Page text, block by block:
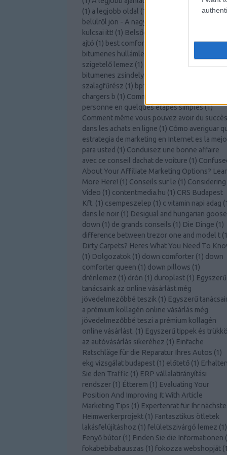
(1) a legjobb oldal (1
A szabadság
belülről jön - A nagyobb személyes fejlődés
kulcsai itt! (1) Belsőépítészeti ötletek
ajtó (1) best comforter bitcoin knots(1)
bitumenes hullámlemez árgép
szigetelő lemez (1) bitumenes vízszigetelés(
bitumenes zsindely tekercs árgép
szalagfűrész (1) bp125
chargers b (1) Comment devenir une meilleure
personne en quelques étapes simples(1)
Comment même vous pouvez avoir du succès
dans les achats en ligne (1) Cómo averiguar
estrategia de marketing en Internet es la
para usted (1) Conduisez une bonne affaire
avec ce conseil dachat de voiture (1)
About Your Affiliate Marketing Options?
More Here! (1) Conseils sur le (1) Considering
Video (1) contentmedia.hu (1) CRS Budapest
Kft. (1) csempeszelep (1) c vitamin napi adag (1
dans le noir (1) Desigual and hungarian goose
down (1) de grands conseils (1) Die Dinge (1)
difference between trezor one and model t (1
Dirty Carpets? Heres What You Need To
(1) Dolgozatok (1) down comforter (1) down
comforter queen (1) down pillows (1)
drénlemez (1) drón (1) duroplast (1) Egyszerű
tanácsaink az online vásárlást még
jövedelmezőbbé teszik (1) Egyszerű
a prémium kollagén online vásárlás még
jövedelmezőbbé teszi a prémium kollagén
online vásárlást. (1) Egyszerű tippek és
az autóvásárlás sikeréhez (1) Einfache
Ratschläge für die Reparatur Ihres Autos (1)
ekg vizsgálat budapest (1) előtető (1) Erhalten
Sie den Traffic (1) ERP vállalatirányítási
rendszer (1) Étterem (1) Evaluating Your
Position And Improving It With Article
Marketing Tips (1) Expertenrat für Ihr
Heimwerkerprojekt (1) Fantasztikus ötletek
lakásfelújításhoz (1) felületszivárgó lemez (1)
Fenyő bútor (1) Finden Sie die Informationen (
fokabebibabauszas (1) fokozza webshopját (1